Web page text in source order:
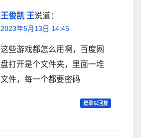
王俊凯 王说道：
2023年5月13日 14:45
这些游戏都怎么用啊，百度网
盘打开是个文件夹，里面一堆
文件，每一个都要密码
登录以回复